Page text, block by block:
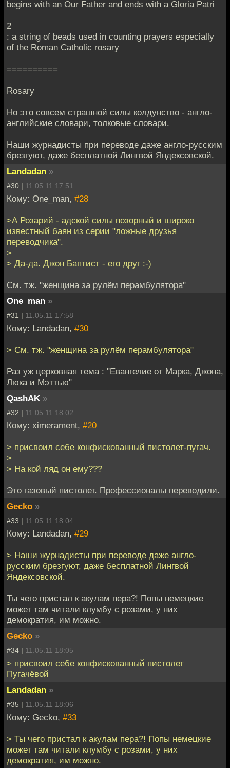
begins with an Our Father and ends with a Gloria Patri
2
: a string of beads used in counting prayers especially
of the Roman Catholic rosary
==========
Rosary
Но это совсем страшной силы колдунство - англо-
английские словари, толковые словари.
Наши журнадисты при переводе даже англо-русским
брезгуют, даже бесплатной Лингвой Яндексовской.
Landadan »
#30 | 11.05.11 17:51
Кому: One_man, #28
>А Розарий - адской силы позорный и широко
известный баян из серии "ложные друзья
переводчика".
>
> Да-да. Джон Баптист - его друг :-)
См. тж. "женщина за рулём перамбулятора"
One_man »
#31 | 11.05.11 17:58
Кому: Landadan, #30
> См. тж. "женщина за рулём перамбулятора"
Раз уж церковная тема : "Евангелие от Марка, Джона,
Люка и Мэттью"
QashAK »
#32 | 11.05.11 18:02
Кому: ximerament, #20
> присвоил себе конфискованный пистолет-пугач.
>
> На кой ляд он ему???
Это газовый пистолет. Профессионалы переводили.
Gecko »
#33 | 11.05.11 18:04
Кому: Landadan, #29
> Наши журнадисты при переводе даже англо-
русским брезгуют, даже бесплатной Лингвой
Яндексовской.
Ты чего пристал к акулам пера?! Попы немецкие
может там читали клумбу с розами, у них
демократия, им можно.
Gecko »
#34 | 11.05.11 18:05
> присвоил себе конфискованный пистолет
Пугачёвой
Landadan »
#35 | 11.05.11 18:06
Кому: Gecko, #33
> Ты чего пристал к акулам пера?! Попы немецкие
может там читали клумбу с розами, у них
демократия, им можно.